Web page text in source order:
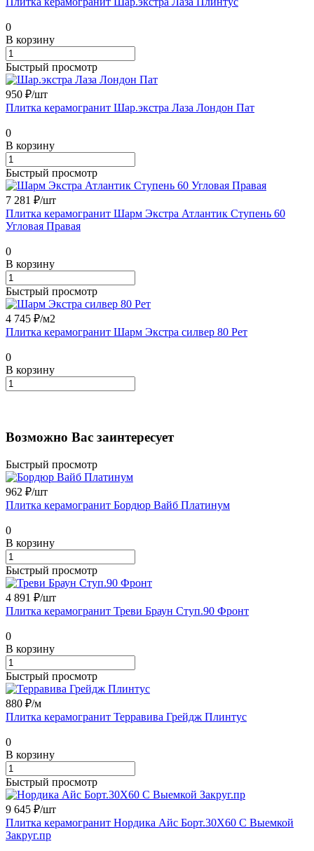
0
В корзину
Быстрый просмотр
950 ₽/шт
Плитка керамогранит Шар.экстра Лаза Лондон Пат
0
В корзину
Быстрый просмотр
7 281 ₽/шт
Плитка керамогранит Шарм Экстра Атлантик Ступень 60
Угловая Правая
0
В корзину
Быстрый просмотр
4 745 ₽/м2
Плитка керамогранит Шарм Экстра силвер 80 Рет
0
В корзину
Возможно Вас заинтересует
Быстрый просмотр
962 ₽/шт
Плитка керамогранит Бордюр Вайб Платинум
0
В корзину
Быстрый просмотр
4 891 ₽/шт
Плитка керамогранит Треви Браун Ступ.90 Фронт
0
В корзину
Быстрый просмотр
880 ₽/м
Плитка керамогранит Терравива Грейдж Плинтус
0
В корзину
Быстрый просмотр
9 645 ₽/шт
Плитка керамогранит Нордика Айс Борт.30X60 С Выемкой
Закруг.пр